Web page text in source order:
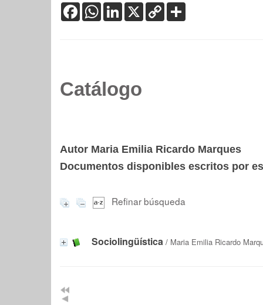
FacebookWhatsApp
LinkedIn
X Copy
Link
Catálogo
Autor Maria Emilia Ricardo Marques
Documentos disponibles escritos por
Refinar búsqueda
Sociolingüística / Maria Emilia Ricardo